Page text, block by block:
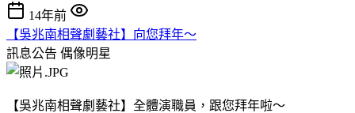
14年前
【吳兆南相聲劇藝社】向您拜年～
訊息公告 偶像明星
【吳兆南相聲劇藝社】全體演職員，跟您拜年啦～